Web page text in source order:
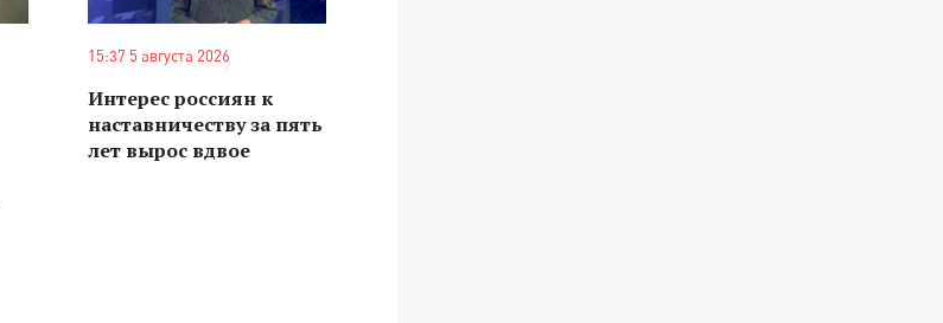
15:37 5 августа 2026
Интерес россиян к
наставничеству за пять
лет вырос вдвое